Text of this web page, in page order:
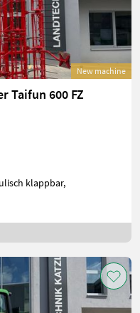
New machine
Taifun 600 FZ